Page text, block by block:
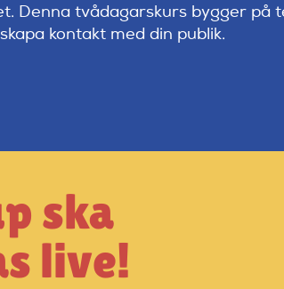
Denna tvådagarskurs bygger på
kontakt med din publik.
ska
live!